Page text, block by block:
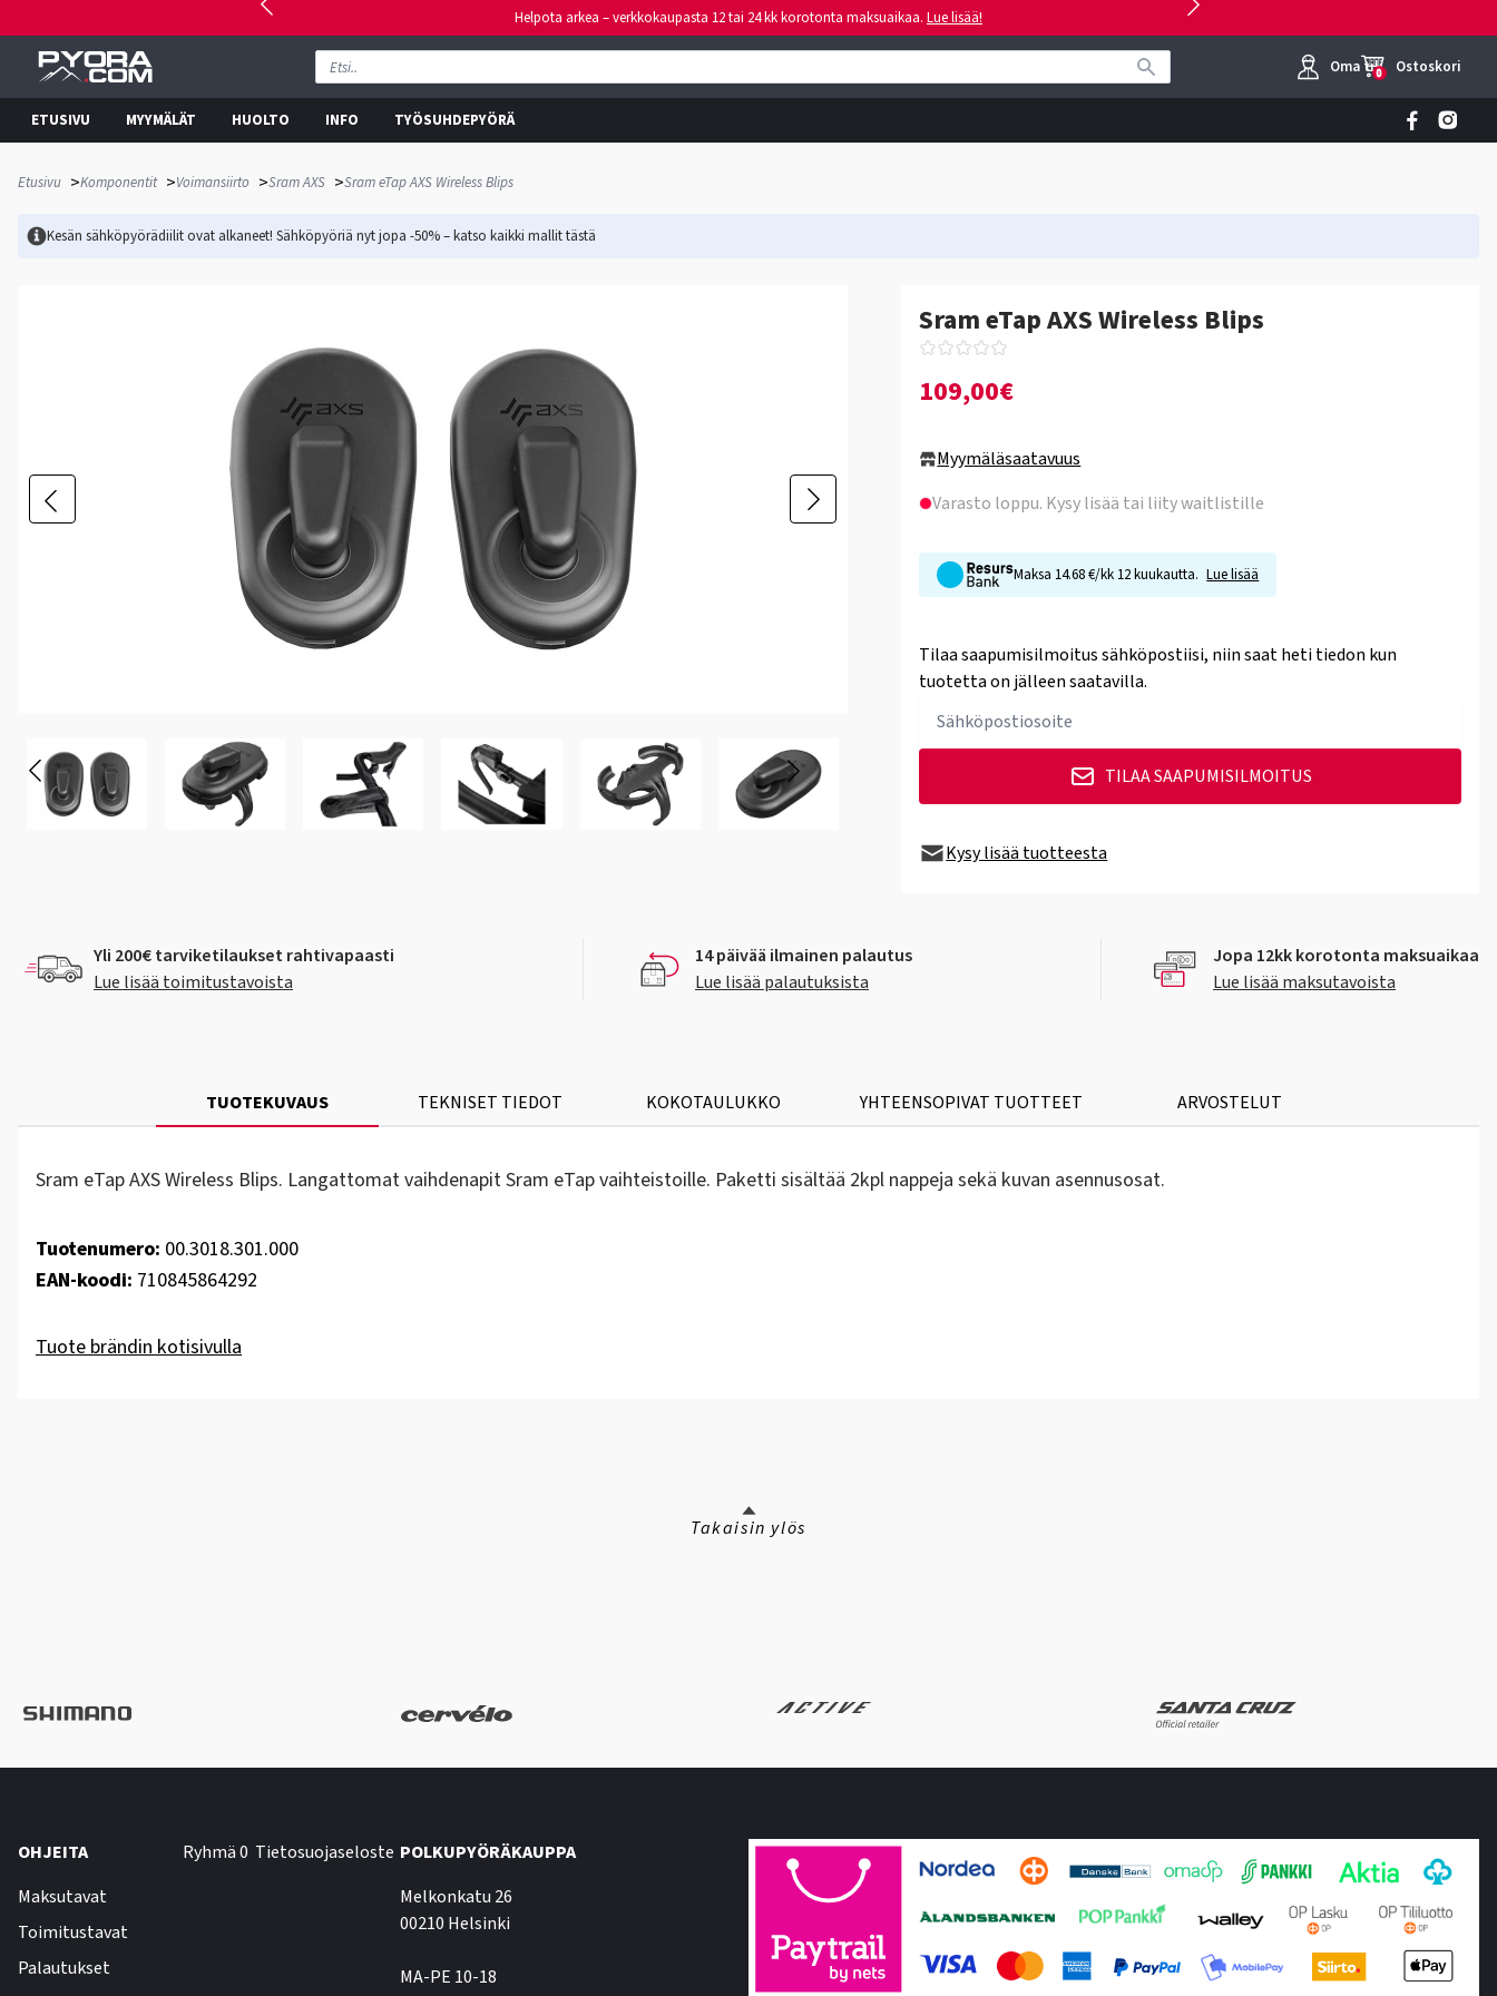
Helpota arkea – verkkokaupasta 12 tai 24 kk korotonta maksuaikaa. Lue lisää!
Oma tili
0 Ostoskori
ETUSIVU MYYMÄLÄT HUOLTO INFO TYÖSUHDEPYÖRÄ
Etusivu >Komponentit >Voimansiirto >Sram AXS >Sram eTap AXS Wireless Blips
Kesän sähköpyörädiilit ovat alkaneet! Sähköpyöriä nyt jopa -50% – katso kaikki mallittästä
Sram eTap AXS Wireless Blips
109,00€
Myymäläsaatavuus
Varasto loppu. Kysy lisää tai liity waitlistille
Maksa 14.68 €/kk 12 kuukautta. Lue lisää
Tilaa saapumisilmoitus sähköpostiisi, niin saat heti tiedon kun
tuotetta on jälleen saatavilla.
TILAA SAAPUMISILMOITUS
Kysy lisää tuotteesta
Yli 200€ tarviketilaukset rahtivapaasti
Lue lisää toimitustavoista
14 päivää ilmainen palautus
Lue lisää palautuksista
Jopa 12kk korotonta maksuaikaa
Lue lisää maksutavoista
TUOTEKUVAUS TEKNISET TIEDOT KOKOTAULUKKO YHTEENSOPIVAT TUOTTEET ARVOSTELUT
Sram eTap AXS Wireless Blips. Langattomat vaihdenapit Sram eTap vaihteistoille. Paketti sisältää 2kpl nappeja sekä kuvan asennusosat.
Tuotenumero: 00.3018.301.000
EAN-koodi: 710845864292
Tuote brändin kotisivulla
Takaisin ylös
OHJEITA
Maksutavat
Toimitustavat
Palautukset
Ryhmä 0 Tietosuojaseloste POLKUPYÖRÄKAUPPA
Melkonkatu 26
00210 Helsinki
MA-PE 10-18